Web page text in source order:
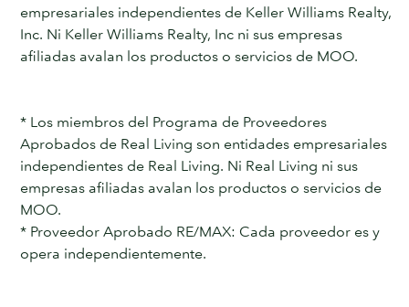
empresariales independientes de Keller Williams Realty,
Inc. Ni Keller Williams Realty, Inc ni sus empresas
afiliadas avalan los productos o servicios de MOO.
* Los miembros del Programa de Proveedores
Aprobados de Real Living son entidades empresariales
independientes de Real Living. Ni Real Living ni sus
empresas afiliadas avalan los productos o servicios de
MOO.
* Proveedor Aprobado RE/MAX: Cada proveedor es y
opera independientemente.